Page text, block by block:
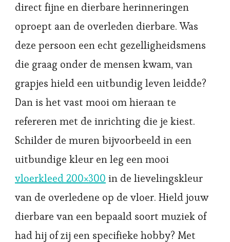
direct fijne en dierbare herinneringen
oproept aan de overleden dierbare. Was
deze persoon een echt gezelligheidsmens
die graag onder de mensen kwam, van
grapjes hield een uitbundig leven leidde?
Dan is het vast mooi om hieraan te
refereren met de inrichting die je kiest.
Schilder de muren bijvoorbeeld in een
uitbundige kleur en leg een mooi
vloerkleed 200×300 in de lievelingskleur
van de overledene op de vloer. Hield jouw
dierbare van een bepaald soort muziek of
had hij of zij een specifieke hobby? Met